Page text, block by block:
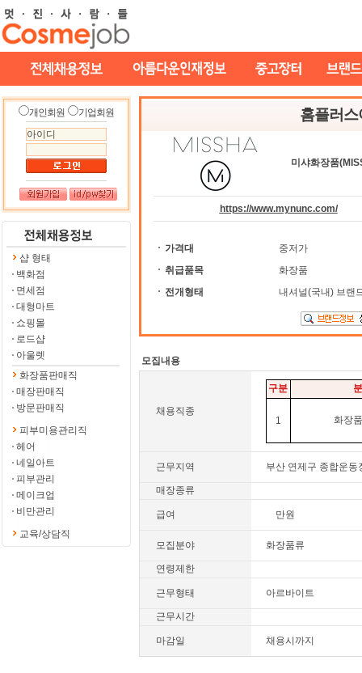
개인회원 기업회원
샵 형태
백화점
면세점
대형마트
쇼핑몰
로드샵
아울렛
화장품판매직
매장판매직
방문판매직
피부미용관리직
헤어
네일아트
피부관리
메이크업
비만관리
교육/상담직
홈플러
미샤화장품
https://www.mynunc.com/
가격대
중저가
취급품목
화장품
전개형태
내셔널(국내) 브랜
모집내용
채용직종
구분
1 화장
근무지역 부산 연제구 종합운
매장종류
급여 만원
모집분야 화장품류
연령제한
근무형태 아르바이트
근무시간
마감일 채용시까지